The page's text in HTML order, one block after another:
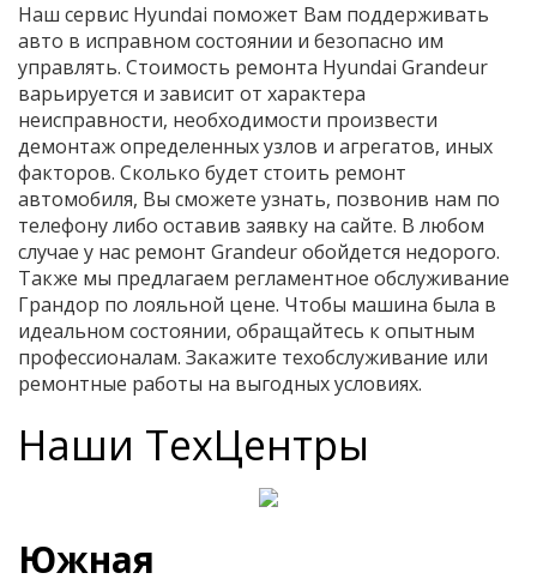
Наш сервис Hyundai поможет Вам поддерживать
авто в исправном состоянии и безопасно им
управлять. Стоимость ремонта Hyundai Grandeur
варьируется и зависит от характера
неисправности, необходимости произвести
демонтаж определенных узлов и агрегатов, иных
факторов. Сколько будет стоить ремонт
автомобиля, Вы сможете узнать, позвонив нам по
телефону либо оставив заявку на сайте. В любом
случае у нас ремонт Grandeur обойдется недорого.
Также мы предлагаем регламентное обслуживание
Грандор по лояльной цене. Чтобы машина была в
идеальном состоянии, обращайтесь к опытным
профессионалам. Закажите техобслуживание или
ремонтные работы на выгодных условиях.
Наши ТехЦентры
Южная